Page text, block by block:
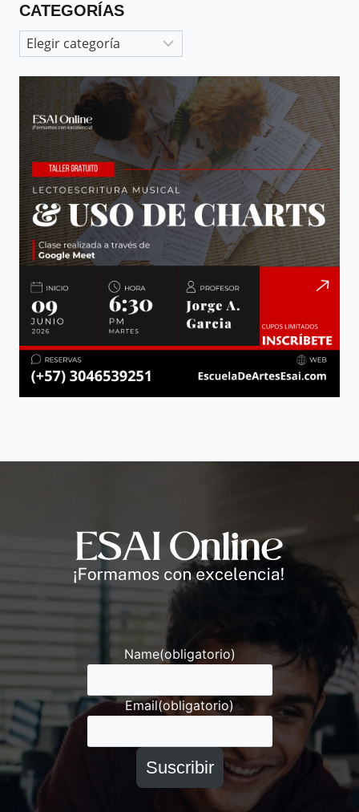
CATEGORÍAS
Name(obligatorio)
Email(obligatorio)
Suscribir